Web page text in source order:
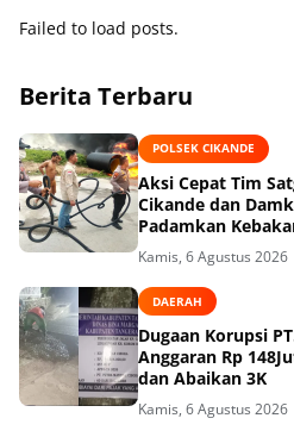
Failed to load posts.
Berita Terbaru
POLSEK CIKANDE
Aksi Cepat Tim
Cikande dan
Padamkan
Kamis, 6 Agustus 2026
DAERAH
Dugaan Korupsi
Anggaran Rp
dan Abaikan 3K
Kamis, 6 Agustus 2026